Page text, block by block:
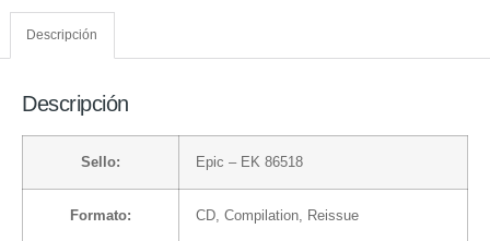
Descripción
Descripción
Sello: Epic – EK 86518
Formato: CD , Compilation, Reissue